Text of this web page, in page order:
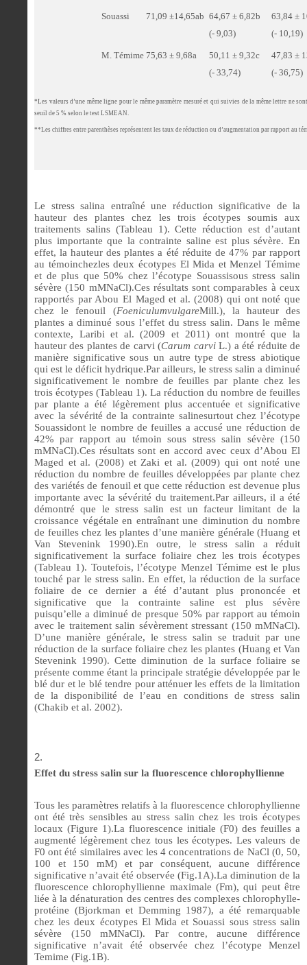
Souassi 71,09 ±14,65ab 64,67 ± 6,82b
(- 9,03)
63,84 ±
(- 10,19)
M. Témime 75,63 ± 9,68a
50,11 ± 9,32c
(- 33,74)
47,83 ±
(- 36,75)
*Les valeurs d’une même ligne pour le même paramètre mesuré et qui suivies de la même lettre ne
seuil de 5 % selon le test LSMEAN.
**Les chiffres entre parenthèses représentent les taux de réduction ou d’augmentation par rapport au
Le stress salina entraîné une réduction significative de la
hauteur des plantes chez les trois écotypes soumis aux
traitements salins (Tableau 1). Cette réduction est d’autant
plus importante que la contrainte saline est plus sévère. En
effet, la hauteur des plantes a été réduite de 47% par rapport
au témoinchezles deux écotypes El Mida et Menzel Témime
et de plus que 50% chez l’écotype Souassisous stress salin
sévère (150 mMNaCl).Ces résultats sont comparables à ceux
rapportés par Abou El Maged et al. (2008) qui ont noté que
chez le fenouil (FoeniculumvulgareMill.), la hauteur des
plantes a diminué sous l’effet du stress salin. Dans le même
contexte, Laribi et al. (2009 et 2011) ont montré que la
hauteur des plantes de carvi (Carum carviL.) a été réduite de
manière significative sous un autre type de stress abiotique
qui est le déficit hydrique.Par ailleurs, le stress salin a diminué
significativement le nombre de feuilles par plante chez les
trois écotypes (Tableau 1). La réduction du nombre de feuilles
par plante a été légèrement plus accentuée et significative
avec la sévérité de la contrainte salinesurtout chez l’écotype
Souassidont le nombre de feuilles a accusé une réduction de
42% par rapport au témoin sous stress salin sévère (150
mMNaCl).Ces résultats sont en accord avec ceux d’Abou El
Maged et al. (2008) et Zaki et al. (2009) qui ont noté une
réduction du nombre de feuilles développées par plante chez
des variétés de fenouil et que cette réduction est devenue plus
importante avec la sévérité du traitement.Par ailleurs, il a été
démontré que le stress salin est un facteur limitant de la
croissance végétale en entraînant une diminution du nombre
de feuilles chez les plantes d’une manière générale (Huang et
Van Stevenink 1990).En outre, le stress salin a réduit
significativement la surface foliaire chez les trois écotypes
(Tableau 1). Toutefois, l’écotype Menzel Témime est le plus
touché par le stress salin. En effet, la réduction de la surface
foliaire de ce dernier a été d’autant plus prononcée et
significative que la contrainte saline est plus sévère
puisqu’elle a diminué de presque 50% par rapport au témoin
avec le traitement salin sévèrement stressant (150 mMNaCl).
D’une manière générale, le stress salin se traduit par une
réduction de la surface foliaire chez les plantes (Huang et Van
Stevenink 1990). Cette diminution de la surface foliaire se
présente comme étant la principale stratégie développée par le
blé dur et le blé tendre pour atténuer les effets de la limitation
de la disponibilité de l’eau en conditions de stress salin
(Chakib et al. 2002).
Effet du stress salin sur la fluorescence chlorophyllienne
Tous les paramètres relatifs à la fluorescence chlorophyllienne
ont été très sensibles au stress salin chez les trois écotypes
locaux (Figure 1).La fluorescence initiale (F0) des feuilles a
augmenté légèrement chez tous les écotypes. Les valeurs de
F0 ont été similaires avec les 4 concentrations de NaCl (0, 50,
100 et 150 mM) et par conséquent, aucune différence
significative n’avait été observée (Fig.1A).La diminution de la
fluorescence chlorophyllienne maximale (Fm), qui peut être
liée à la dénaturation des centres des complexes chlorophylle-
protéine (Bjorkman et Demming 1987), a été remarquable
chez les deux écotypes El Mida et Souassi sous stress salin
sévère (150 mMNaCl). Par contre, aucune différence
significative n’avait été observée chez l’écotype Menzel
Temime (Fig.1B).